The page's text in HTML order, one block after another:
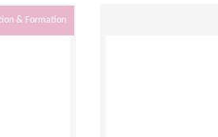
& Formation